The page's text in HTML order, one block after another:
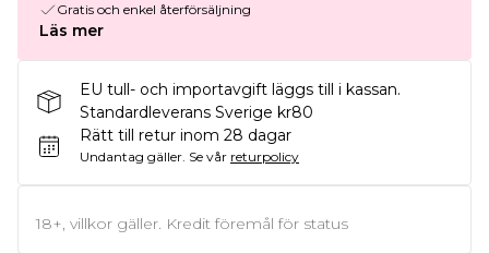
Gratis och enkel återförsäljning
Läs mer
EU tull- och importavgift läggs till i kassan.
Standardleverans Sverige kr80
Rätt till retur inom 28 dagar
Undantag gäller. Se vår returpolicy
18+, villkor gäller. Kredit föremål för status